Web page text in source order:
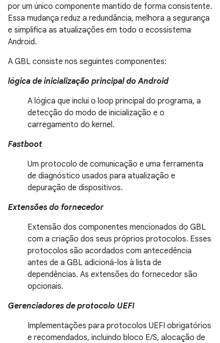
por um único componente mantido de forma consistente.
Essa mudança reduz a redundância, melhora a segurança
e simplifica as atualizações em todo o ecossistema
Android.
A GBL consiste nos seguintes componentes:
lógica de inicialização principal do Android
A lógica que inclui o loop principal do programa, a
detecção do modo de inicialização e o
carregamento do kernel.
Fastboot
Um protocolo de comunicação e uma ferramenta
de diagnóstico usados para atualização e
depuração de dispositivos.
Extensões do fornecedor
Extensão dos componentes mencionados do GBL
com a criação dos seus próprios protocolos. Esses
protocolos são acordados com antecedência
antes de a GBL adicioná-los à lista de
dependências. As extensões do fornecedor são
opcionais.
Gerenciadores de protocolo UEFI
Implementações para protocolos UEFI obrigatórios
e recomendados, incluindo bloco E/S, alocação de